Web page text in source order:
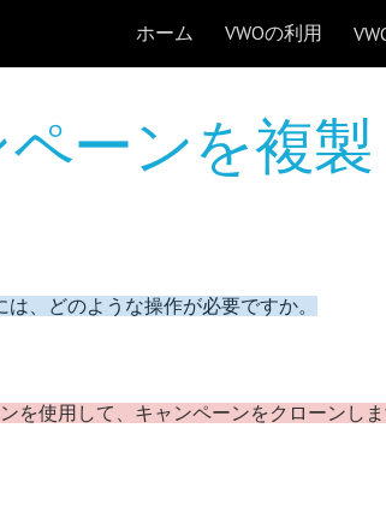
to main content ホーム VWOの利用
ペーンを複
、どのような操作が必要ですか。
を使用して、キャンペーンをクローンし